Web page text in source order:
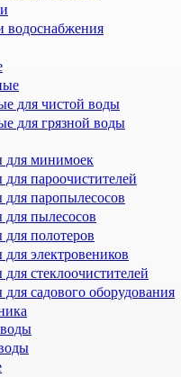
водоснабжения
для чистой воды
для грязной воды
для минимоек
для пароочистителей
для паропылесосов
для пылесосов
для полотеров
для электровеников
стеклоочистителей
для садового оборудования